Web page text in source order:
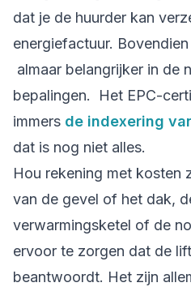
dat je de huurder kan
energiefactuur.
almaar belangrijker in de
bepalingen. Het EPC-
immers de indexering
dat is nog niet alles.
Hou rekening met kosten
van de gevel of het dak,
verwarmingsketel of de
ervoor te zorgen dat de
beantwoordt. Het zijn